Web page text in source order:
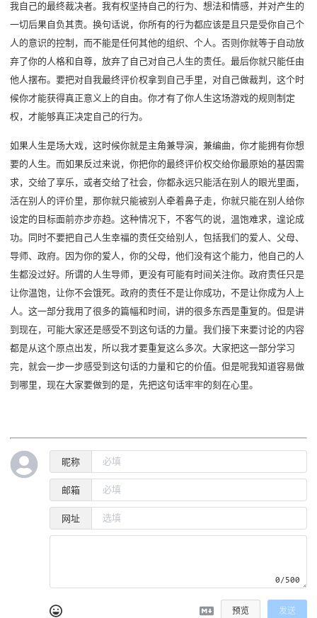
我自己的最终裁决者。我有权坚持自己的行为、想法和情感，并对产生的
一切后果自负其责。换句话说，你所有的行为都应该是且只是受你自己个
人的意识的控制，而不能是任何其他的组织、个人。否则你就等于自动放
弃了你的人格和自尊，放弃了自己对自己人生的责任。最后你就只能任由
他人摆布。要把对自我最终评价权拿到自己手里，对自己做裁判，这个时
候你才能获得真正意义上的自由。你才有了你人生这场游戏的规则制定
权，才能够真正决定自己的行为。
如果人生是场大戏，这时候你就是主角兼导演，兼编曲，你才能拥有你想
要的人生。而如果反过来说，你把你的最终评价权交给你最原始的基因需
求，交给了享乐，或者交给了社会，你都永远只能活在别人的眼光里面，
活在别人的评价里，那你就只能被别人牵着鼻子走，你就只能在别人给你
设定的目标面前亦步亦趋。这种情况下，不客气的说，温饱难求，遑论成
功。同时不要把自己人生幸福的责任交给别人，包括我们的爱人、父母、
导师、政府。因为你的爱人，你的父母，他们没有这个能力，他自己的人
生都没过好。所谓的人生导师，更没有可能有时间关注你。政府责任只是
让你温饱，让你不会饿死。政府的责任不是让你成功，不是让你成为人上
人。这一部分我用了很多的篇幅和时间，讲的很多东西是重复的。但是讲
到现在，可能大家还是感受不到这句话的力量。我们接下来要讨论的内容
都是从这个原点出发，所以我才要重复这么多次。大家把这一部分学习
完，就会一步一步感受到这句话的力量和它的价值。但是呢我知道容易做
到哪里，现在大家要做到的是，先把这句话牢牢的刻在心里。
昵称
邮箱
网址
0/500
预览 发送